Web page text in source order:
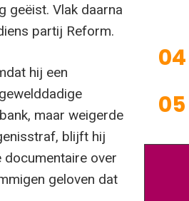
geëist. Vlak daarna
partij Reform.
hij een
maar weigerde
blijft hij
documentaire over
geloven dat
04
05